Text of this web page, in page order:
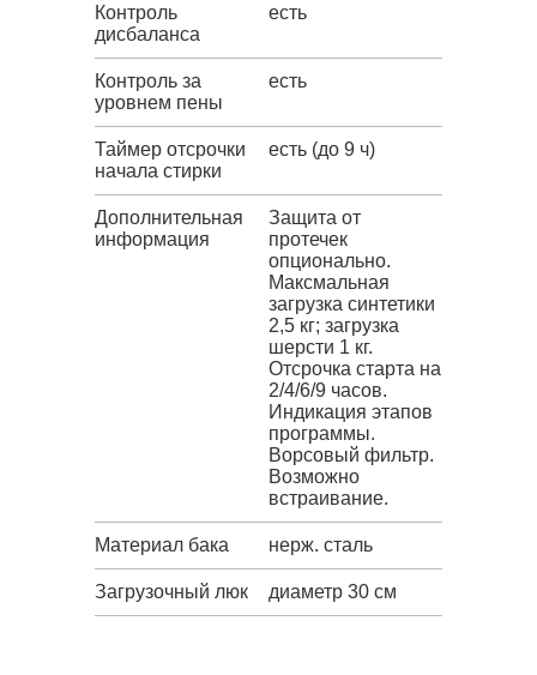
Контроль
дисбаланса
есть
Контроль за
уровнем пены
есть
Таймер отсрочки
начала стирки
есть (до 9 ч)
Дополнительная
информация
Защита от
протечек
опционально.
Максмальная
загрузка синтетики
2,5 кг; загрузка
шерсти 1 кг.
Отсрочка старта на
2/4/6/9 часов.
Индикация этапов
программы.
Ворсовый фильтр.
Возможно
встраивание.
Материал бака нерж. сталь
Загрузочный люк диаметр 30 см